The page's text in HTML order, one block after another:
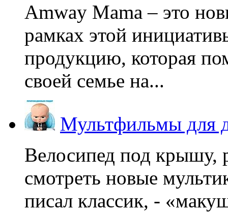
Amway Mama – это
рамках этой
продукцию, которая
своей семье на...
Мультфильмы для
Велосипед под крышу,
смотреть новые
писал классик, -